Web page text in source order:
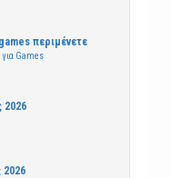
περιμένετε
για Games
2026
2026